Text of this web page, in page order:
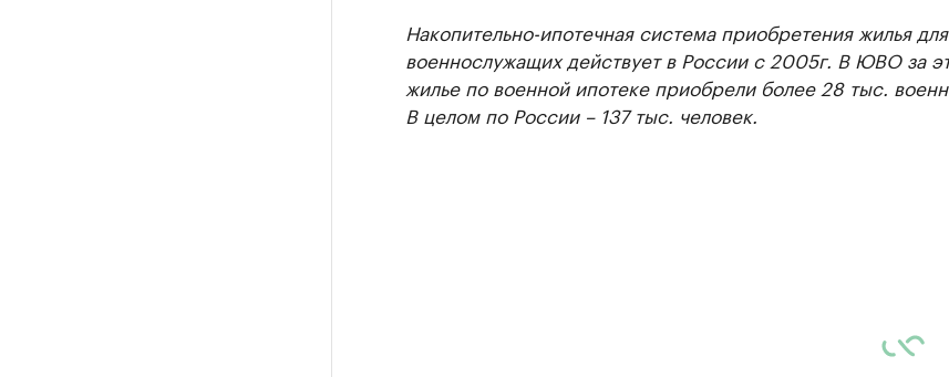
Накопительно-ипотечная система приобретения жилья для
военнослужащих действует в России с 2005г. В ЮВО за
жилье по военной ипотеке приобрели более 28 тыс.
В целом по России – 137 тыс. человек.